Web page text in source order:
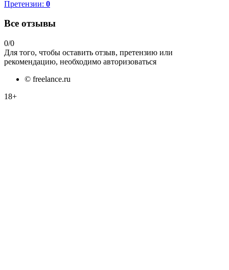
Претензии: 0
Все отзывы
0/0
Для того, чтобы оставить отзыв, претензию или
рекомендацию, необходимо авторизоваться
© freelance.ru
18+